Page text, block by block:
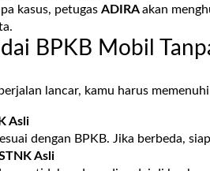
kasus, petugasADIRAakan
BPKB Mobil
lancar, kamu harus
Asli
dengan BPKB. Jika berbeda,
Asli